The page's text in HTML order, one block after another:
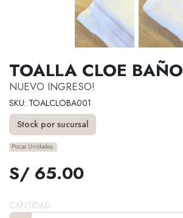
TOALLA CLOE BAÑO
NUEVO INGRESO!
SKU: TOALCLOBA001
Stock por sucursal
Pocas Unidades.
S/ 65.00
CANTIDAD